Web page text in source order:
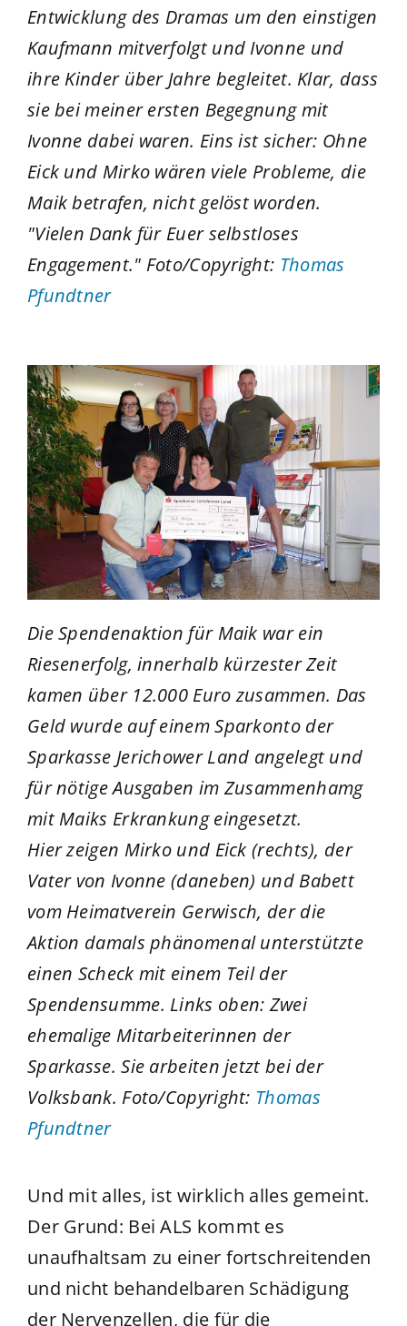
Entwicklung des Dramas um den einstigen
Kaufmann mitverfolgt und Ivonne und
ihre Kinder über Jahre begleitet. Klar, dass
sie bei meiner ersten Begegnung mit
Ivonne dabei waren. Eins ist sicher: Ohne
Eick und Mirko wären viele Probleme, die
Maik betrafen, nicht gelöst worden.
"Vielen Dank für Euer selbstloses
Engagement." Foto/Copyright: Thomas
Pfundtner
Die Spendenaktion für Maik war ein
Riesenerfolg, innerhalb kürzester Zeit
kamen über 12.000 Euro zusammen. Das
Geld wurde auf einem Sparkonto der
Sparkasse Jerichower Land angelegt und
für nötige Ausgaben im Zusammenhamg
mit Maiks Erkrankung eingesetzt.
Hier zeigen Mirko und Eick (rechts), der
Vater von Ivonne (daneben) und Babett
vom Heimatverein Gerwisch, der die
Aktion damals phänomenal unterstützte
einen Scheck mit einem Teil der
Spendensumme. Links oben: Zwei
ehemalige Mitarbeiterinnen der
Sparkasse. Sie arbeiten jetzt bei der
Volksbank. Foto/Copyright: Thomas
Pfundtner
Und mit alles, ist wirklich alles gemeint.
Der Grund: Bei ALS kommt es
unaufhaltsam zu einer fortschreitenden
und nicht behandelbaren Schädigung
der Nervenzellen, die für die